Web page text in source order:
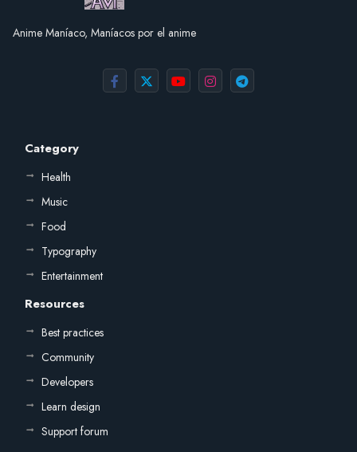
Anime Maníaco, Maníacos por el anime
Category
Health
Music
Food
Typography
Entertainment
Resources
Best practices
Community
Developers
Learn design
Support forum